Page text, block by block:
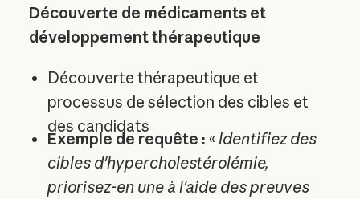
Découverte de médicaments et
développement thérapeutique
Découverte thérapeutique et
processus de sélection des cibles et
des candidats
Exemple de requête : « Identifiez des
cibles d'hypercholestérolémie,
priorisez-en une à l'aide des preuves